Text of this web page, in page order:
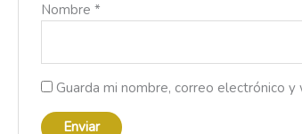
Nombre*
Guarda mi nombre, correo electrónico